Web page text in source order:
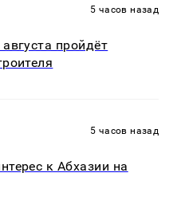
5 часов назад
пройдёт
5 часов назад
к Абхазии на